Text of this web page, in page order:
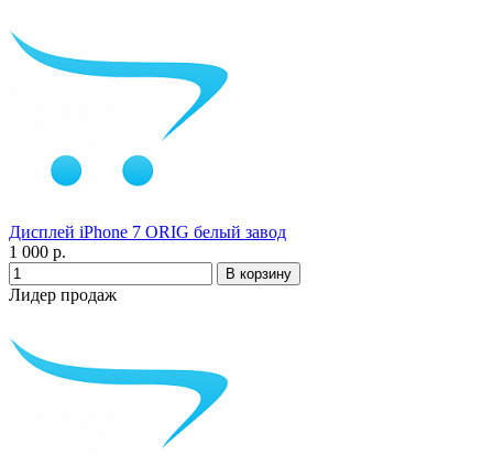
Дисплей iPhone 7 ORIG белый завод
1 000 р.
Лидер продаж